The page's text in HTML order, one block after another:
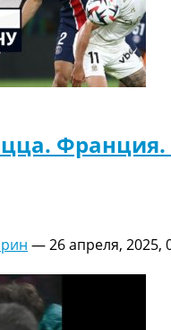
Франция.
—26 апреля, 2025,